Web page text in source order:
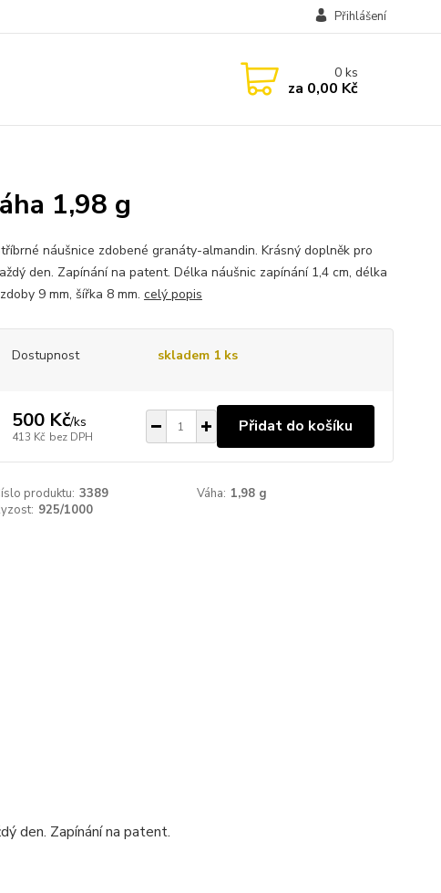
Přihlášení
0ks
za 0,00 Kč
1,98 g
náušnice zdobené granáty-almandin. Krásný doplněk pro
den. Zapínání na patent. Délka náušnic zapínání 1,4 cm, délka
9 mm, šířka 8 mm. celý popis
Dostupnost skladem 1 ks
500 Kč/ks
413 Kč bez DPH
Přidat do košíku
produktu: 3389 Váha: 1,98 g
925/1000
den. Zapínání na patent.